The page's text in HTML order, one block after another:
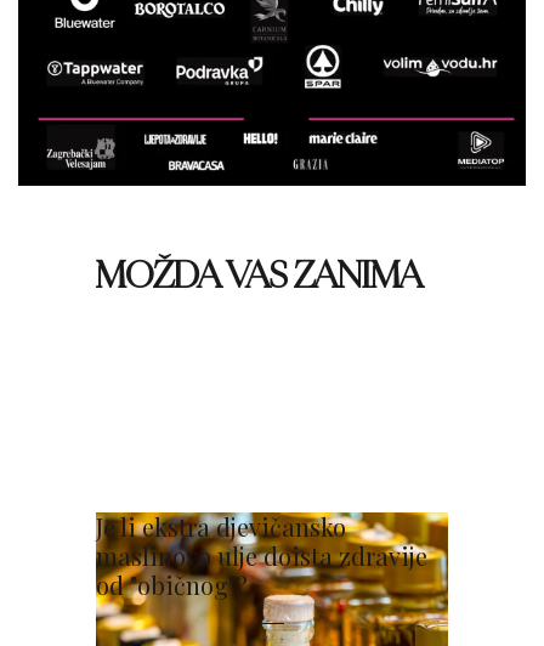
MOŽDA VAS ZANIMA
Je li ekstra djevičansko
maslinovo ulje doista zdravije
od "običnog"?